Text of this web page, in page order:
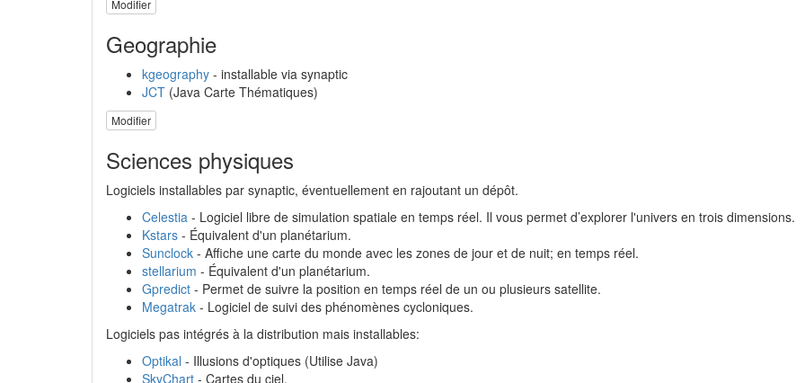
Modifier
Geographie
kgeography - installable via synaptic
JCT (Java Carte Thématiques)
Modifier
Sciences physiques
Logiciels installables par synaptic, éventuellement en rajoutant un dépôt.
Celestia - Logiciel libre de simulation spatiale en temps réel. Il vous permet d’explorer l'univers en trois dimensions.
Kstars - Équivalent d'un planétarium.
Sunclock - Affiche une carte du monde avec les zones de jour et de nuit; en temps réel.
stellarium - Équivalent d'un planétarium.
Gpredict - Permet de suivre la position en temps réel de un ou plusieurs satellite.
Megatrak - Logiciel de suivi des phénomènes cycloniques.
Logiciels pas intégrés à la distribution mais installables:
Optikal - Illusions d'optiques (Utilise Java)
SkyChart - Cartes du ciel.